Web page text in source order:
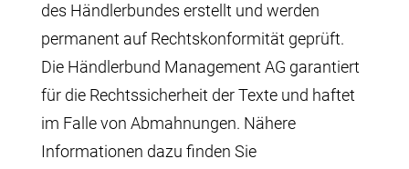
des Händlerbundes erstellt und werden
permanent auf Rechtskonformität geprüft.
Die Händlerbund Management AG garantiert
für die Rechtssicherheit der Texte und haftet
im Falle von Abmahnungen. Nähere
Informationen dazu finden Sie